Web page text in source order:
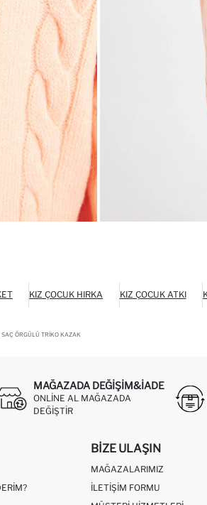
KIZ ÇOCUK HIRKA KIZ ÇOCUK ATKI
ÖRGÜLÜ TRIKO KAZAK
MAĞAZADA DEĞIŞIM&İADE
ONLINE AL MAĞAZADA
DEĞIŞTIR
BIZE ULAŞIN
MAĞAZALARIMIZ
İLETIŞIM FORMU